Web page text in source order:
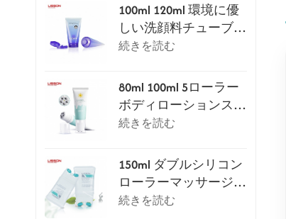
100ml 120ml 環境に優
しい洗顔料チューブ
（フリップトップキャ
続きを読む
80ml 100ml 5ローラー
ボディローションスク
レイピングマッサージ
続きを読む
150ml ダブルシリコン
ローラーマッサージ化
粧チューブ
続きを読む